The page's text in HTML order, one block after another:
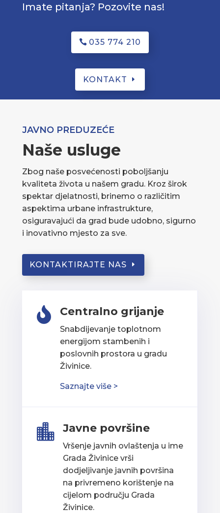
Imate pitanja? Pozovite nas!
035 774 210
KONTAKT
JAVNO PREDUZEĆE
Naše usluge
Zbog naše posvećenosti poboljšanju
kvaliteta života u našem gradu. Kroz širok
spektar djelatnosti, brinemo o različitim
aspektima urbane infrastrukture,
osiguravajući da grad bude udobno, sigurno
i inovativno mjesto za sve.
KONTAKTIRAJTE NAS
 Centralno grijanje
Snabdijevanje toplotnom
energijom stambenih i
poslovnih prostora u gradu
Živinice.
Saznajte više >
 Javne površine
Vršenje javnih ovlaštenja u ime
Grada Živinice vrši
dodjeljivanje javnih površina
na privremeno korištenje na
cijelom području Grada
Živinice.